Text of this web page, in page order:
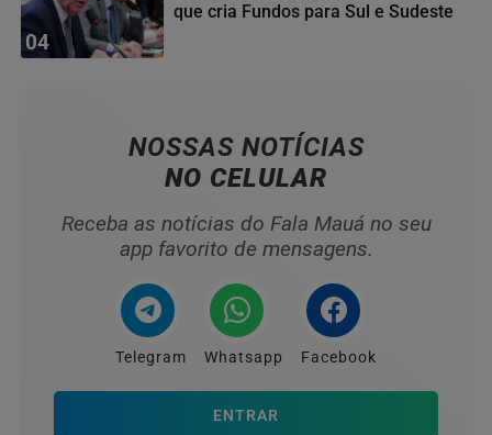
04
que cria Fundos para Sul e Sudeste
NOSSAS NOTÍCIAS
NO CELULAR
Receba as notícias do Fala Mauá no seu
app favorito de mensagens.
Telegram Whatsapp Facebook
ENTRAR